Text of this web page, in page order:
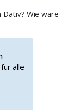
Dativ? Wie wäre
alle